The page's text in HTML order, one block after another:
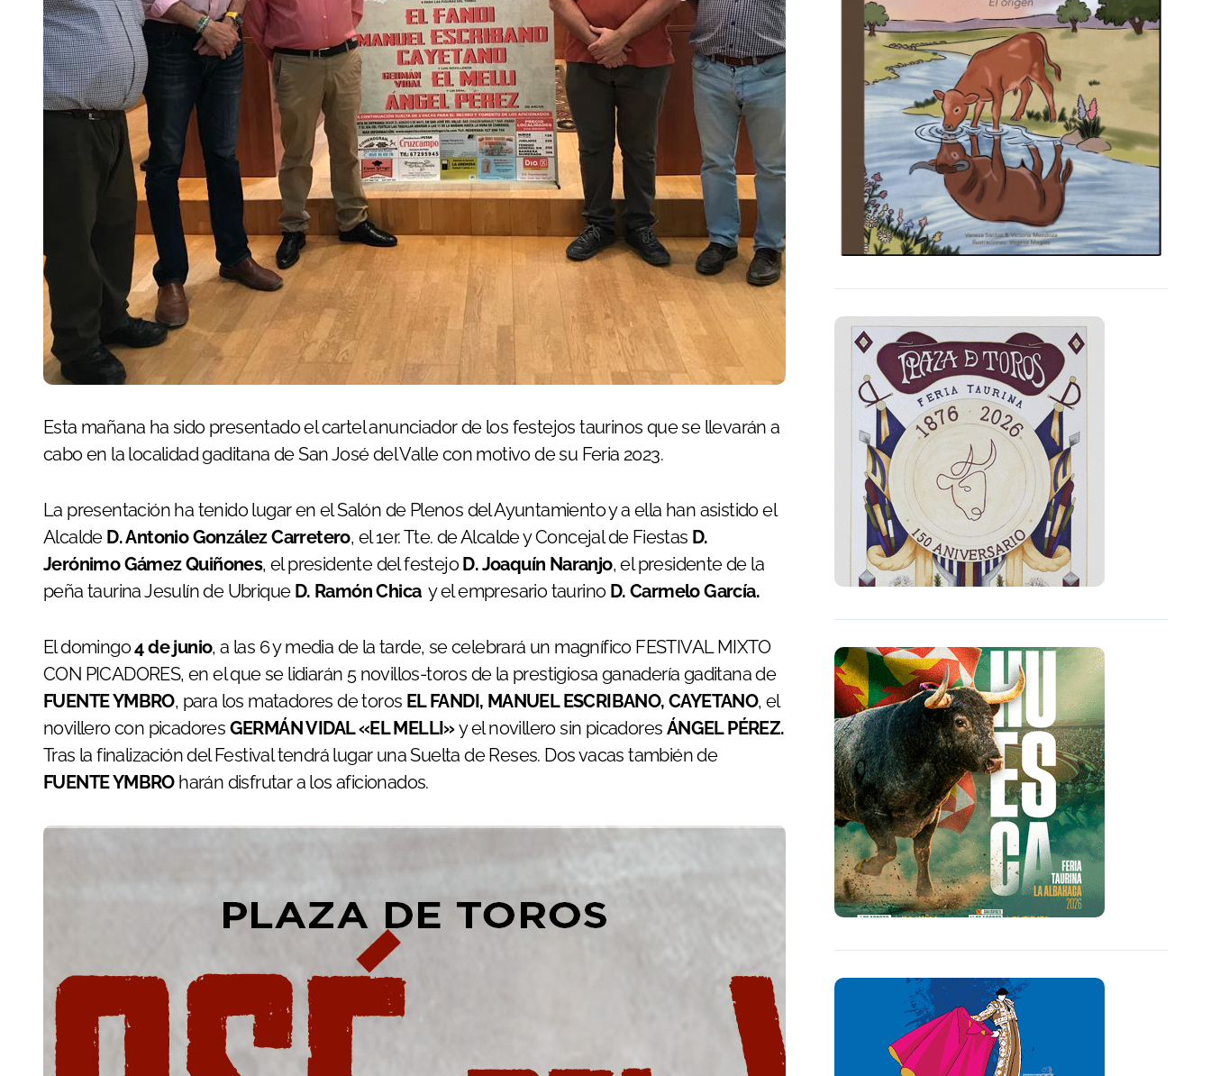
Esta mañana ha sido presentado el cartel anunciador de los festejos taurinos que se llevarán a
cabo en la localidad gaditana de San José del Valle con motivo de su Feria 2023.
La presentación ha tenido lugar en el Salón de Plenos del Ayuntamiento y a ella han asistido el
Alcalde D. Antonio González Carretero, el 1er. Tte. de Alcalde y Concejal de Fiestas D.
Jerónimo Gámez Quiñones, el presidente del festejoD. Joaquín Naranjo, el presidente de la
peña taurina Jesulín de Ubrique D. Ramón Chicay el empresario taurino D. Carmelo García.
El domingo4 de junio, a las 6 y media de la tarde, se celebrará un magnífico FESTIVAL MIXTO
CON PICADORES, en el que se lidiarán 5 novillos-toros de la prestigiosa ganadería gaditana de
FUENTE YMBRO, para los matadores de toros EL FANDI, MANUEL ESCRIBANO, CAYETANO, el
novillero con picadores GERMÁN VIDAL «EL MELLI»y el novillero sin picadores ÁNGEL PÉREZ.
Tras la finalización del Festival tendrá lugar una Suelta de Reses. Dos vacas también de
FUENTE YMBROharán disfrutar a los aficionados.